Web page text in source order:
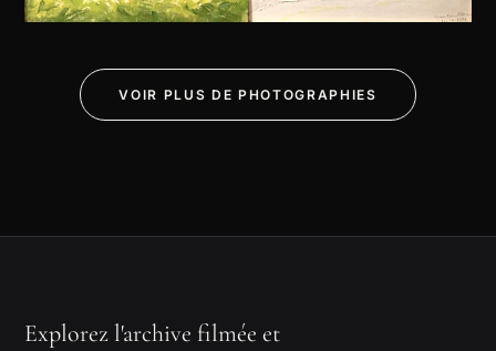
VOIR PLUS DE PHOTOGRAPHIES
Explorez l'archive filmée et